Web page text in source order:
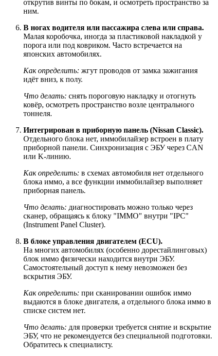
открутив винты по бокам, и осмотреть пространство за
ним.
В ногах водителя или пассажира слева или справа.
Малая коробочка, иногда за пластиковой накладкой у
порога или под ковриком. Часто встречается на
японских автомобилях.
Как определить: жгут проводов от замка зажигания
идёт вниз, к полу.
Что делать: снять пороговую накладку и отогнуть
ковёр, осмотреть пространство возле центрального
тоннеля.
Интегрирован в приборную панель (Nissan Classic).
Отдельного блока нет, иммобилайзер встроен в плату
приборной панели. Синхронизация с ЭБУ через CAN
или K-линию.
Как определить: в схемах автомобиля нет отдельного
блока иммо, а все функции иммобилайзер выполняет
приборная панель.
Что делать: диагностировать можно только через
сканер, обращаясь к блоку "IMMO" внутри "IPC"
(Instrument Panel Cluster).
В блоке управления двигателем (ECU).
На многих автомобилях (особенно дорестайлинговых)
блок иммо физически находится внутри ЭБУ.
Самостоятельный доступ к нему невозможен без
вскрытия ЭБУ.
Как определить: при сканировании ошибок иммо
выдаются в блоке двигателя, а отдельного блока иммо в
списке систем нет.
Что делать: для проверки требуется снятие и вскрытие
ЭБУ, что не рекомендуется без специальной подготовки.
Обратитесь к специалисту.